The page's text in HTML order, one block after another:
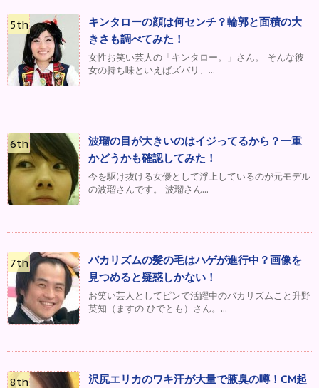
キンタローの顔は何センチ？輪郭と面積の大
きさも調べてみた！
女性お笑い芸人の「キンタロー。」さん。 そんな彼
女の持ち味といえばズバリ、...
波瑠の目が大きいのはイジってるから？一重
かどうかも確認してみた！
今を駆け抜ける女優として浮上しているのが元モデル
の波瑠さんです。 波瑠さん...
バカリズムの髪の毛はハゲが進行中？画像を
見つめると疑惑しかない！
お笑い芸人としてピンで活躍中のバカリズムこと升野
英知（ますの ひでとも）さん。...
沢尻エリカのワキ汗が大量で腋臭の噂！CM起